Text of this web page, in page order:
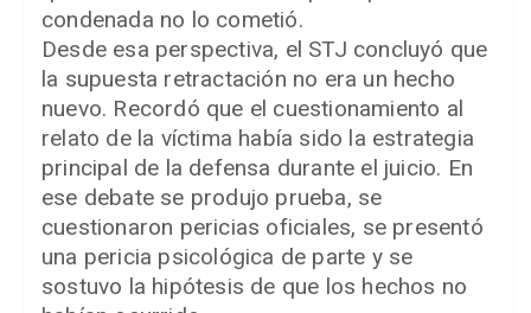
condenada no lo cometió.
Desde esa perspectiva, el STJ concluyó que
la supuesta retractación no era un hecho
nuevo. Recordó que el cuestionamiento al
relato de la víctima había sido la estrategia
principal de la defensa durante el juicio. En
ese debate se produjo prueba, se
cuestionaron pericias oficiales, se presentó
una pericia psicológica de parte y se
sostuvo la hipótesis de que los hechos no